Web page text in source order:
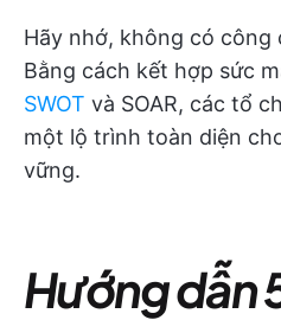
Hãy nhớ, không có công
Bằng cách kết hợp sức
SWOT và SOAR, các tổ
một lộ trình toàn diện
vững.
Hướng dẫn